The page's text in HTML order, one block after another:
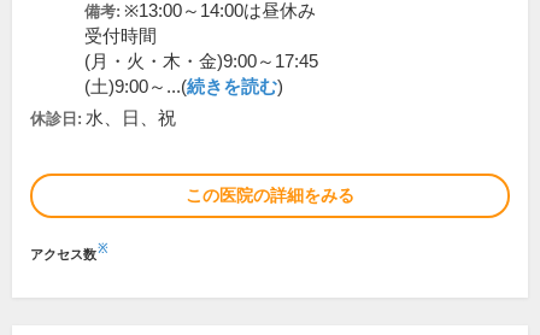
備考: ※13:00～14:00は昼休み
受付時間
(月・火・木・金)9:00～17:45
(土)9:00～...(続きを読む)
休診日: 水、日、祝
この医院の詳細をみる
アクセス数※